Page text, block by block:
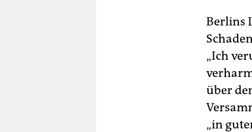
Berlins
„Ich
über
„in